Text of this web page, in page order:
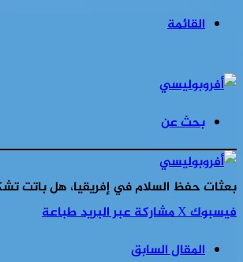
القائمة
بحث عن
بعثات حفظ السلام في إفريقيا، هل باتت
فيسبوك‫Xمشاركة عبر البريدطباعة
المقال السابق